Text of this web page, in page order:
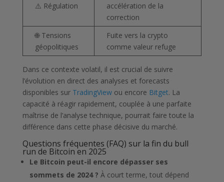
⚠️ Régulation
accélération de la
correction
🌐 Tensions
géopolitiques
Fuite vers la crypto
comme valeur refuge
Dans ce contexte volatil, il est crucial de suivre
l’évolution en direct des analyses et forecasts
disponibles sur TradingViewou encore Bitget. La
capacité à réagir rapidement, couplée à une parfaite
maîtrise de l’analyse technique, pourrait faire toute la
différence dans cette phase décisive du marché.
Questions fréquentes (FAQ) sur la fin du bull
run de Bitcoin en 2025
Le Bitcoin peut-il encore dépasser ses
sommets de 2024 ? À court terme, tout dépend